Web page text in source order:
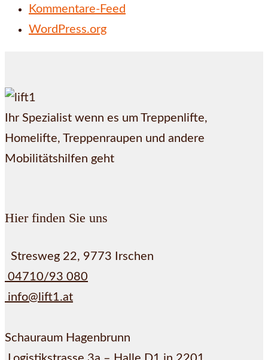
Kommentare-Feed
WordPress.org
Ihr Spezialist wenn es um Treppenlifte,
Homelifte, Treppenraupen und andere
Mobilitätshilfen geht
Hier finden Sie uns
Stresweg 22, 9773 Irschen
04710/93 080
info@lift1.at
Schauraum Hagenbrunn